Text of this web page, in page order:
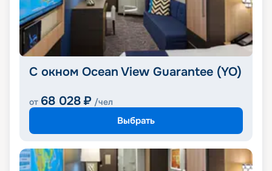
С окном Ocean View Guarantee (YO)
от 68 028 ₽ /чел
Выбрать